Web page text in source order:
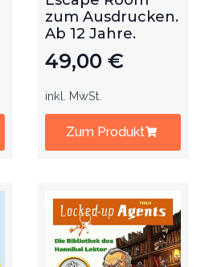
zum Ausdrucken.
Ab 12 Jahre.
49,00 €
inkl. MwSt.
Zum Produkt